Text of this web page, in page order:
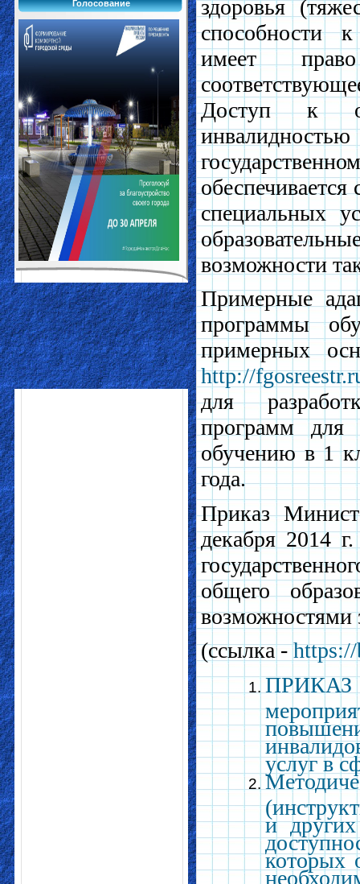
Голосование
здоровья
способности
имеет
Доступ к
обеспечивается
специальных
возможности
Примерные
программы
примерных
http://
для
программ
обучению в 1
года.
Приказ
декабря 2014
общего
возможностями
(ссылка -https://
услуг в
и других
которых